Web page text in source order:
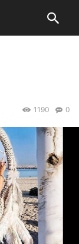
0
1190